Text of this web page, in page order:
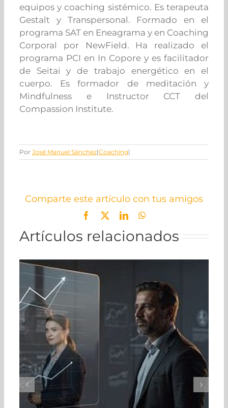
equipos y coaching sistémico. Es terapeuta
Gestalt y Transpersonal. Formado en el
programa SAT en Eneagrama y en Coaching
Corporal por NewField. Ha realizado el
programa PCI en In Copore y es facilitador
de Seitai y de trabajo energético en el
cuerpo. Es formador de meditación y
Mindfulness e Instructor CCT del
Compassion Institute.
Por José Manuel Sánchez|Coaching|
Comparte este artículo con tus amigos
Facebook LinkedInWhatsApp
Artículos relacionados